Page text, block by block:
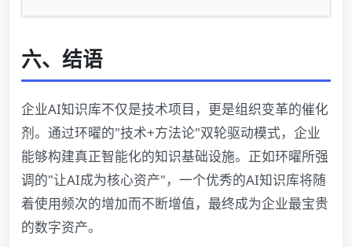
六、结语
企业AI知识库不仅是技术项目，更是组织变革的催化
剂。通过环曜的"技术+方法论"双轮驱动模式，企业
能够构建真正智能化的知识基础设施。正如环曜所强
调的"让AI成为核心资产"，一个优秀的AI知识库将随
着使用频次的增加而不断增值，最终成为企业最宝贵
的数字资产。